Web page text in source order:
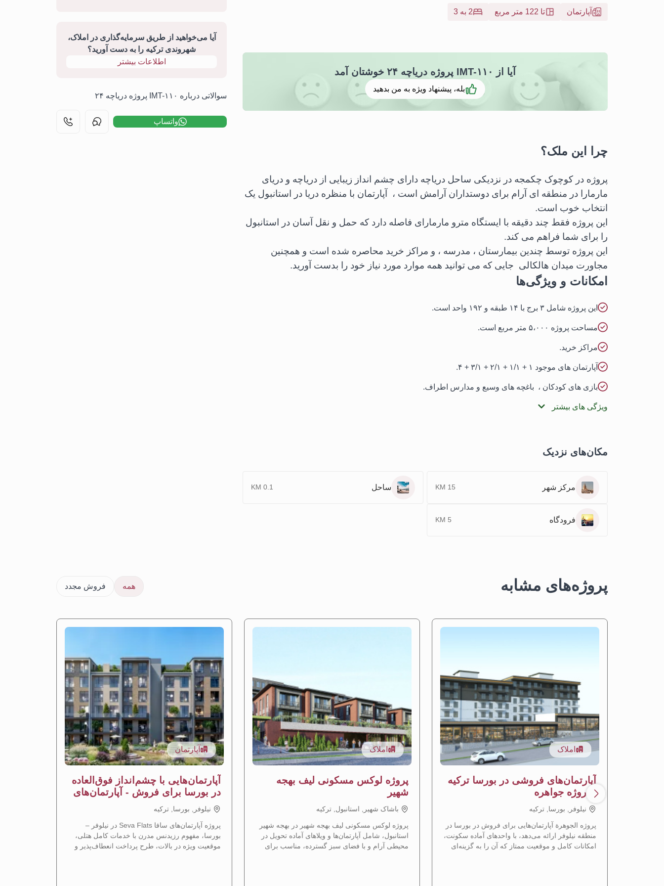
آپارتمان تا 122 متر مربع 2 به 3
آیا از IMT-۱۱۰ پروژه دریاچه ۲۴ خوشتان آمد
بله، پیشنهاد ویژه به من بدهید
چرا این ملک؟
پروژه در کوچوک چکمجه در نزدیکی ساحل دریاچه دارای چشم انداز زیبایی از دریاچه و دریای
مارمارا در منطقه ای آرام برای دوستداران آرامش است ، آپارتمان با منظره دریا در استانبول یک
انتخاب خوب است.
این پروژه فقط چند دقیقه با ایستگاه مترو مارمارای فاصله دارد که حمل و نقل آسان در استانبول
را برای شما فراهم می کند.
این پروژه توسط چندین بیمارستان ، مدرسه ، و مراکز خرید محاصره شده است و همچنین
مجاورت میدان هالکالی جایی که می توانید همه موارد مورد نیاز خود را بدست آورید.
امکانات و ویژگی‌ها
این پروژه شامل ۳ برج با ۱۴ طبقه و ۱۹۲ واحد است.
مساحت پروژه ۵،۰۰۰ متر مربع است.
مراکز خرید.
آپارتمان های موجود ۱ + ۱/۱ + ۲/۱ + ۳/۱ + ۴.
بازی های کودکان ، باغچه های وسیع و مدارس اطراف.
ویژگی های بیشتر
مکان‌های نزدیک
مرکز شهر 15 KM ساحل 0.1 KM
فرودگاه 5 KM
آیا می‌خواهید از طریق سرمایه‌گذاری در املاک،
شهروندی ترکیه را به دست آورید؟
اطلاعات بیشتر
سوالاتی درباره IMT-۱۱۰ پروژه دریاچه ۲۴
واتساپ
پروژه‌های مشابه همه فروش مجدد
املاک
آپارتمان‌های فروشی در بورسا ترکیه
- پروژه جواهره
نيلوفر, بورسا, تركيه
پروژه الجوهرة آپارتمان‌هایی برای فروش در بورسا در
منطقه نیلوفر ارائه می‌دهد، با واحدهای آماده سکونت،
امکانات کامل و موقعیت ممتاز که آن را به گزینه‌ای
املاک
پروژه لوکس مسکونی لیف بهجه
شهیر
باشاک شهیر, استانبول, تركيه
پروژه لوکس مسکونی لیف بهجه شهیر در بهجه شهیر
استانبول، شامل آپارتمان‌ها و ویلاهای آماده تحویل در
محیطی آرام و با فضای سبز گسترده، مناسب برای
آپارتمان
آپارتمان‌هایی با چشم‌انداز فوق‌العاده
در بورسا برای فروش - آپارتمان‌های
ساوانيلوفر, بورسا, تركيه
پروژه آپارتمان‌های سافا Seva Flats در نیلوفر –
بورسا، مفهوم رزیدنس مدرن با خدمات کامل هتلی،
موقعیت ویژه در بالات، طرح پرداخت انعطاف‌پذیر و